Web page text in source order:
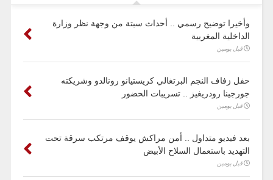
وأخيرا توضيح رسمي .. أحداث سبتة من وجهة نظر وزارة
الداخلية المغربية
قبل يومين
حفل زفاف النجم البرتغالي كريستيانو رونالدو وشريكته
جورجينا رودريغيز .. تسريبات الحضور
قبل يومين
بعد فيديو متداول .. أمن مراكش يوقف مرتكب سرقة تحت
التهديد باستعمال السلاح الأبيض
قبل يومين